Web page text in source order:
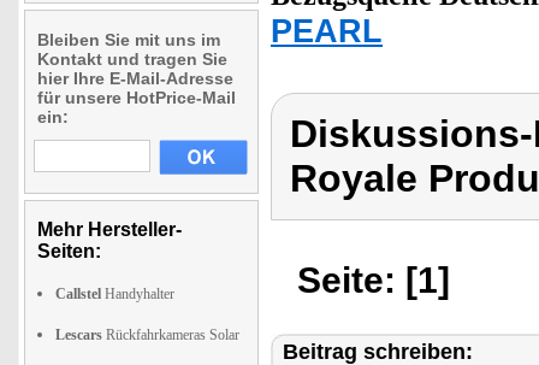
Bleiben Sie mit uns im
Kontakt und tragen Sie
hier Ihre E-Mail-Adresse
für unsere HotPrice-Mail
ein:
Mehr Hersteller-
Seiten:
Callstel Handyhalter
Lescars Rückfahrkameras Solar
PEARL
Royale
Seite: [1]
Beitrag schreiben: